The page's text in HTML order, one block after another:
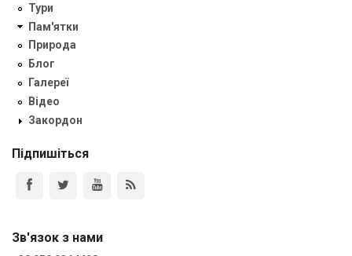
Тури
Пам'ятки
Природа
Блог
Галереї
Відео
Закордон
Підпишіться
Зв'язок з нами